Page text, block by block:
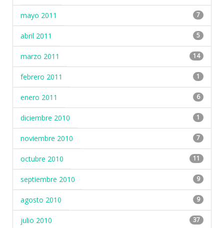
mayo 2011 7
abril 2011 5
marzo 2011 14
febrero 2011 1
enero 2011 6
diciembre 2010 1
noviembre 2010 7
octubre 2010 11
septiembre 2010 9
agosto 2010 9
julio 2010 37